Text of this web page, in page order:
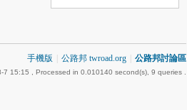
手機版 公路邦 twroad.org 公路邦討論區
7 15:15 , Processed in 0.010140 second(s), 9 queries .